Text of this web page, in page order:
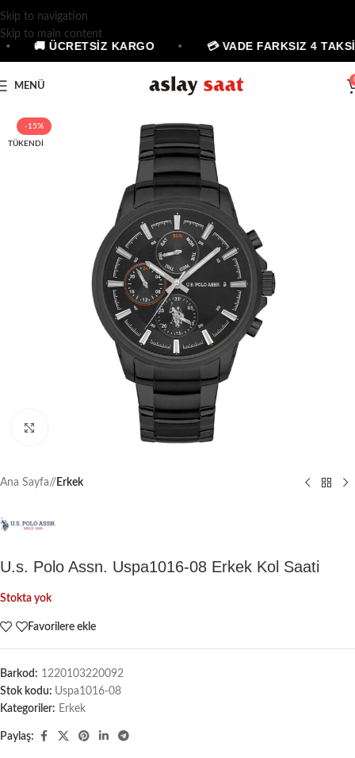
Skip to navigation
Skip to main content
🚚 ÜCRETSİZ KARGO 💳 VADE FARKSIZ 4
MENÜ
-15%
TÜKENDI
Büyütmek için tıklayın
Ana Sayfa/ Erkek
U.s. Polo Assn. Uspa1016-08 Erkek Kol Saati
Stokta yok
Favorilere ekle
Barkod: 1220103220092
Stok kodu: Uspa1016-08
Kategoriler: Erkek
Paylaş: